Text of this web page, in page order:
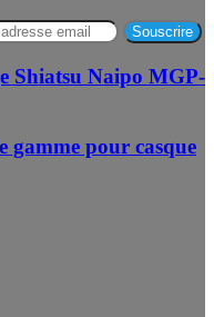
Shiatsu Naipo MGP-
gamme pour casque